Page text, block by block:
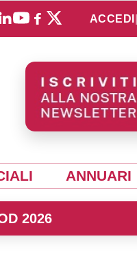
ACCEDI
ANNUARI
2026